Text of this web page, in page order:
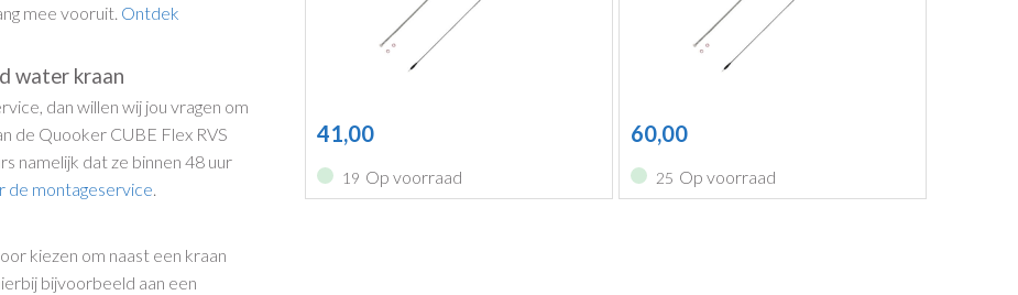
mee vooruit. Ontdek
water kraan
dan willen wij jou vragen om
de Quooker CUBE Flex RVS
namelijk dat ze binnen 48 uur
de montageservice.
kiezen om naast een kraan
bijvoorbeeld aan een
41,00
19 Op voorraad
60,00
25 Op voorraad